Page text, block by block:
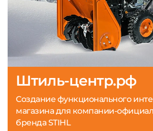
Штиль-центр.рф
Создание функционального
магазина для компании-
бренда STIHL